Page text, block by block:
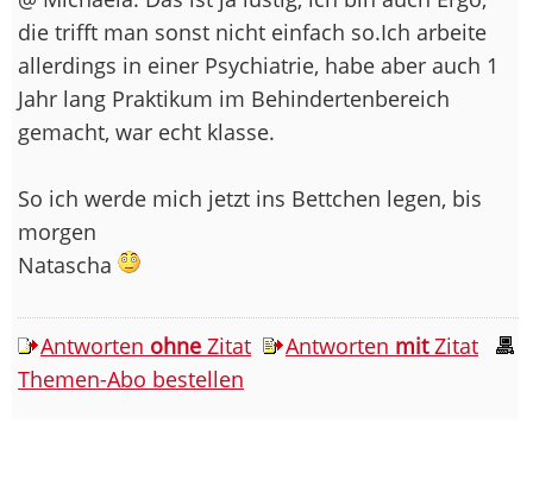
die trifft man sonst nicht einfach so.Ich arbeite
allerdings in einer Psychiatrie, habe aber auch 1
Jahr lang Praktikum im Behindertenbereich
gemacht, war echt klasse.
So ich werde mich jetzt ins Bettchen legen, bis
morgen
Natascha
Antworten ohne Zitat Antworten mitZitat
Themen-Abo bestellen